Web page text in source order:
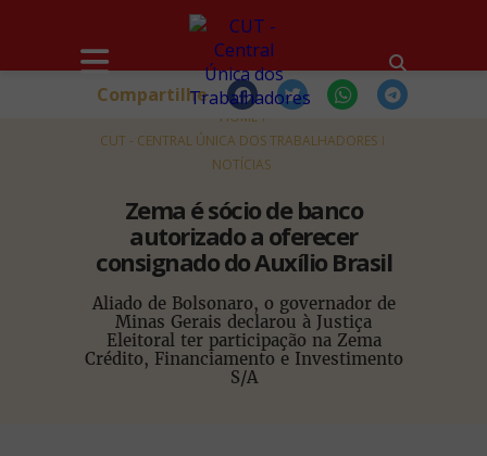
HOME
CUT - CENTRAL ÚNICA DOS TRABALHADORES
NOTÍCIAS
Zema é sócio de banco
autorizado a oferecer
consignado do Auxílio Brasil
Aliado de Bolsonaro, o governador de
Minas Gerais declarou à Justiça
Eleitoral ter participação na Zema
Crédito, Financiamento e Investimento
S/A
Compartilhe